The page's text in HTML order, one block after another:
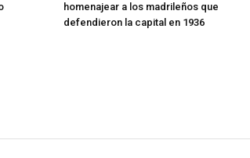
homenajear a los madrileños que
defendieron la capital en 1936